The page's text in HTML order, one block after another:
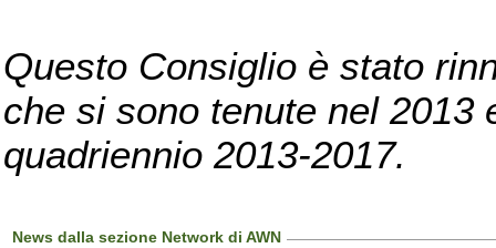
Questo Consiglio è stato
che si sono tenute nel 2013
quadriennio 2013-2017.
News dalla sezione Network di AWN